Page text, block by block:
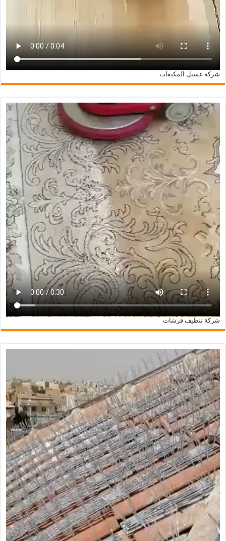
شركة غسيل المكيفات
شركة تنظيف فرشات